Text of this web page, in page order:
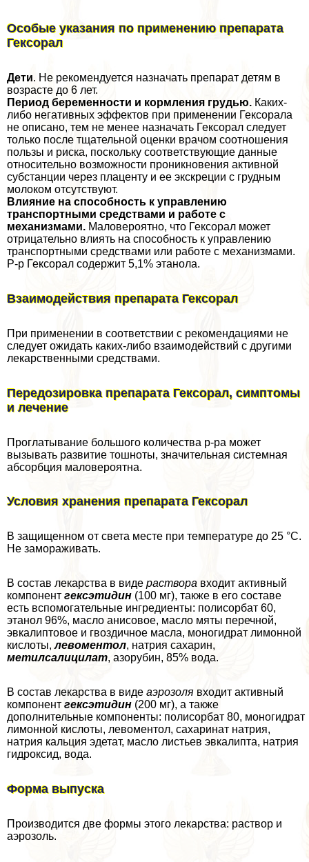
Особые указания по применению препарата
Гексорал
Дети. Не рекомендуется назначать препарат детям в
возрасте до 6 лет.
Период беременности и кормления гpyдью. Каких-
либо негативных эффектов при применении Гексорала
не описано, тем не менее назначать Гексорал следует
только после тщательной оценки врачом соотношения
пользы и риска, поскольку соответствующие данные
относительно возможности проникновения активной
субстанции через плаценту и ее экскреции с грудным
молоком отсутствуют.
Влияние на способность к управлению
трaнcпортными средствами и работе с
механизмами. Маловероятно, что Гексорал может
отрицательно влиять на способность к управлению
трaнcпортными средствами или работе с механизмами.
Р-р Гексорал содержит 5,1% этанола.
Взаимодействия препарата Гексорал
При применении в соответствии с рекомендациями не
следует ожидать каких-либо взаимодействий с другими
лекарственными средствами.
Передозировка препарата Гексорал, симптомы
и лечение
Проглатывание большого количества р-ра может
вызывать развитие тошноты, значительная системная
абсорбция маловероятна.
Условия хранения препарата Гексорал
В защищенном от света месте при температуре до 25 °С.
Не замораживать.
В состав лекарства в виде раствора входит активный
компонент гексэтидин (100 мг), также в его составе
есть вспомогательные ингредиенты: полисорбат 60,
этанол 96%, масло анисовое, масло мяты перечной,
эвкалиптовое и гвоздичное масла, моногидрат лимонной
кислоты,левоментол, натрия сахарин,
метилсалицилат, азорубин, 85% вода.
В состав лекарства в виде аэрозоля входит активный
компонент гексэтидин (200 мг), а также
дополнительные компоненты: полисорбат 80, моногидрат
лимонной кислоты, левоментол, сахаринат натрия,
натрия кальция эдетат, масло листьев эвкалипта, натрия
гидроксид, вода.
Форма выпуска
Производится две формы этого лекарства: раствор и
аэрозоль.